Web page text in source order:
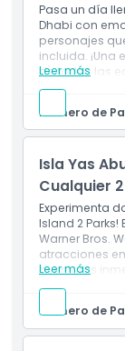
Cosas a Saber
Ubicación
Cómo Llegar
Términos y
Política de
Pasa un día
Dhabi con
personajes
incluida.
de todas las
Leer más
Incluye
Entrada
Abu
Acceso
Número de
Isla Yas
Cualquier
Experimenta
Island 2 Parks!
Warner Bros.
atracciones
aventuras
Leer más
Inclusiones
Este
cuatro
Yas Water
Número de